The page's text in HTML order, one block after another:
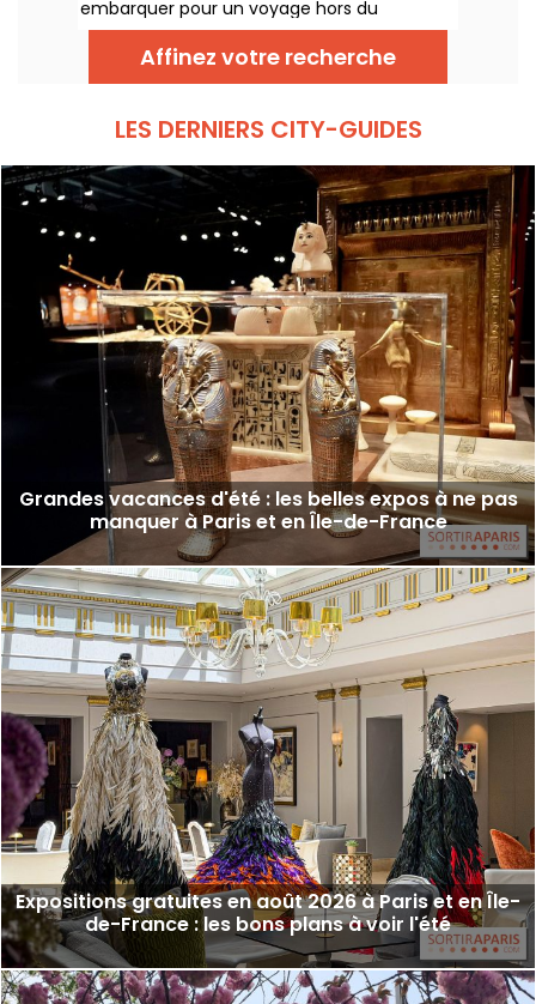
embarquer pour un voyage hors du
temps dans un lieu mythique du patrimoine
? Courrez découvrir AURA INVALIDES, un
spectacle son et lumière, pour découvrir
l’iconique Dôme des Invalides, à la tombée
Dôme, qui saura séduire petits et grands.
Affinez votre recherche
LES DERNIERS CITY-GUIDES
Grandes vacances d'été : les belles expos à ne pas
manquer à Paris et en Île-de-France
Expositions gratuites en août 2026 à Paris et en Île-
de-France : les bons plans à voir l'été